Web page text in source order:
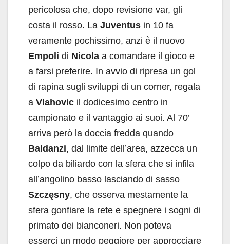
pericolosa che, dopo revisione var, gli
costa il rosso. La Juventus in 10 fa
veramente pochissimo, anzi è il nuovo
Empoli di Nicola a comandare il gioco e
a farsi preferire. In avvio di ripresa un gol
di rapina sugli sviluppi di un corner, regala
a Vlahovic il dodicesimo centro in
campionato e il vantaggio ai suoi. Al 70’
arriva però la doccia fredda quando
Baldanzi, dal limite dell’area, azzecca un
colpo da biliardo con la sfera che si infila
all’angolino basso lasciando di sasso
Szczęsny, che osserva mestamente la
sfera gonfiare la rete e spegnere i sogni di
primato dei bianconeri. Non poteva
esserci un modo peggiore per approcciare